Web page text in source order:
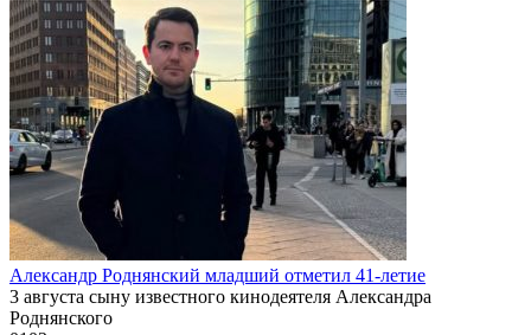
Александр Роднянский младший отметил 41-летие
3 августа сыну известного кинодеятеля Александра
Роднянского